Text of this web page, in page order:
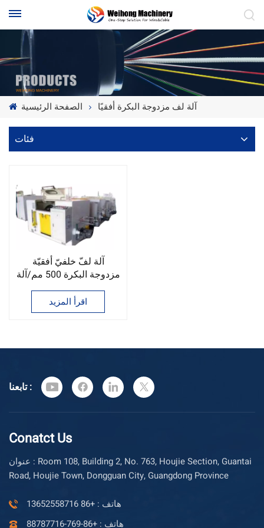
الصفحة الرئيسية آلة لف مزدوجة البكرة أفقيًا
فئات
آلة لفّ خلفيّ أفقيّة
مزدوجة البكرة 500 مم/آلة
لفّ الأسلاك
اقرأ المزيد
تابعنا :
Conatct Us
عنوان : Room 108, Building 2, No. 763, Houjie Section, Guantai
Road, Houjie Town, Dongguan City, Guangdong Province
هاتف : +86 13652558716
هاتف : +86-769-88787716